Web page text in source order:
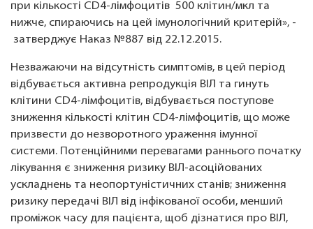
при кількості CD4-лімфоцитів 500 клітин/мкл та
нижче, спираючись на цей імунологічний критерій», -
затверджує Наказ №887 від 22.12.2015.
Незважаючи на відсутність симптомів, в цей період
відбувається активна репродукція ВІЛ та гинуть
клітини CD4-лімфоцитів, відбувається поступове
зниження кількості клітин CD4-лімфоцитів, що може
призвести до незворотного ураження імунної
системи. Потенційними перевагами раннього початку
лікування є зниження ризику ВІЛ-асоційованих
ускладнень та неопортуністичних станів; зниження
ризику передачі ВІЛ від інфікованої особи, менший
проміжок часу для пацієнта, щоб дізнатися про ВІЛ,